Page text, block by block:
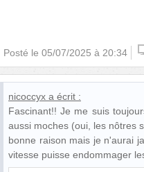
Posté le 05/07/2025 à 20:34
nicoccyx a écrit :
Fascinant!! Je me suis
aussi moches (oui, les nôtres
bonne raison mais je n'aurai
vitesse puisse endommager